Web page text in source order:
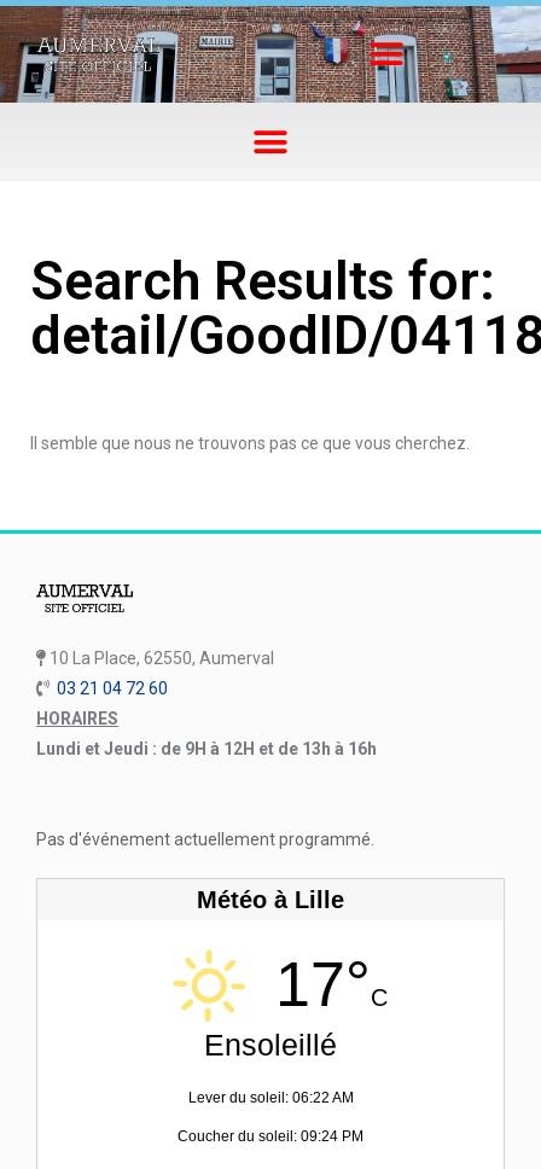
Search Results for:
detail/GoodID/
Il semble que nous ne trouvons pas ce que vous cherchez.
10 La Place, 62550, Aumerval
03 21 04 72 60
HORAIRES
Lundi et Jeudi : de 9H à 12H et de 13h à 16h
Pas d'événement actuellement programmé.
Météo à Lille
17°C
Ensoleillé
Lever du soleil: 06:22 AM
Coucher du soleil: 09:24 PM